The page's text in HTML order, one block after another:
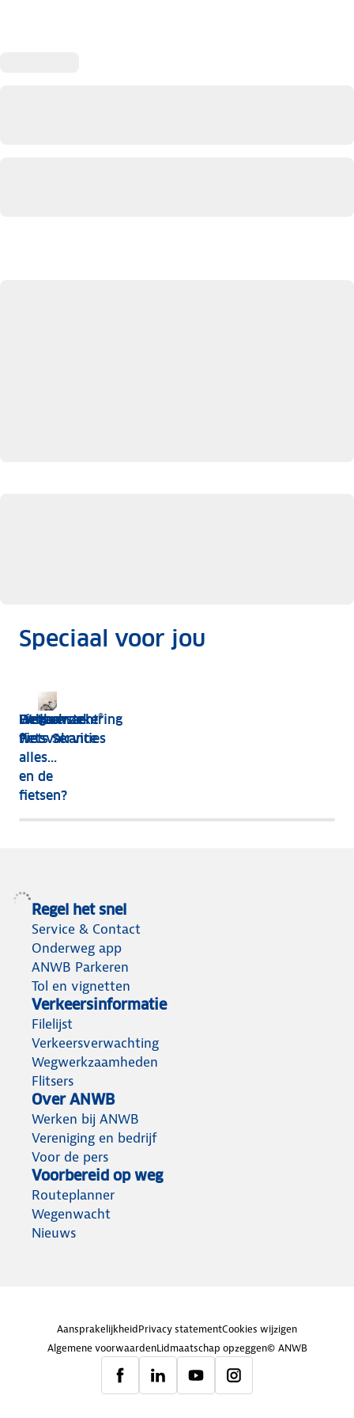
Speciaal voor jou
De leukste
fietsvakanties
Hebben
we
alles...
en de
fietsen?
Wegenwacht®
Fiets Service
Fietsverzekering
Regel het snel
Service & Contact
Onderweg app
ANWB Parkeren
Tol en vignetten
Verkeersinformatie
Filelijst
Verkeersverwachting
Wegwerkzaamheden
Flitsers
Over ANWB
Werken bij ANWB
Vereniging en bedrijf
Voor de pers
Voorbereid op weg
Routeplanner
Wegenwacht
Nieuws
AansprakelijkheidPrivacy statementCookies wijzigen
Algemene voorwaardenLidmaatschap opzeggen© ANWB